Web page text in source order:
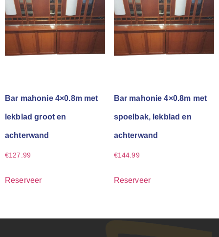
Bar mahonie 4×0.8m met
lekblad groot en
achterwand
€127.99
Reserveer
Bar mahonie 4×0.8m met
spoelbak, lekblad en
achterwand
€144.99
Reserveer